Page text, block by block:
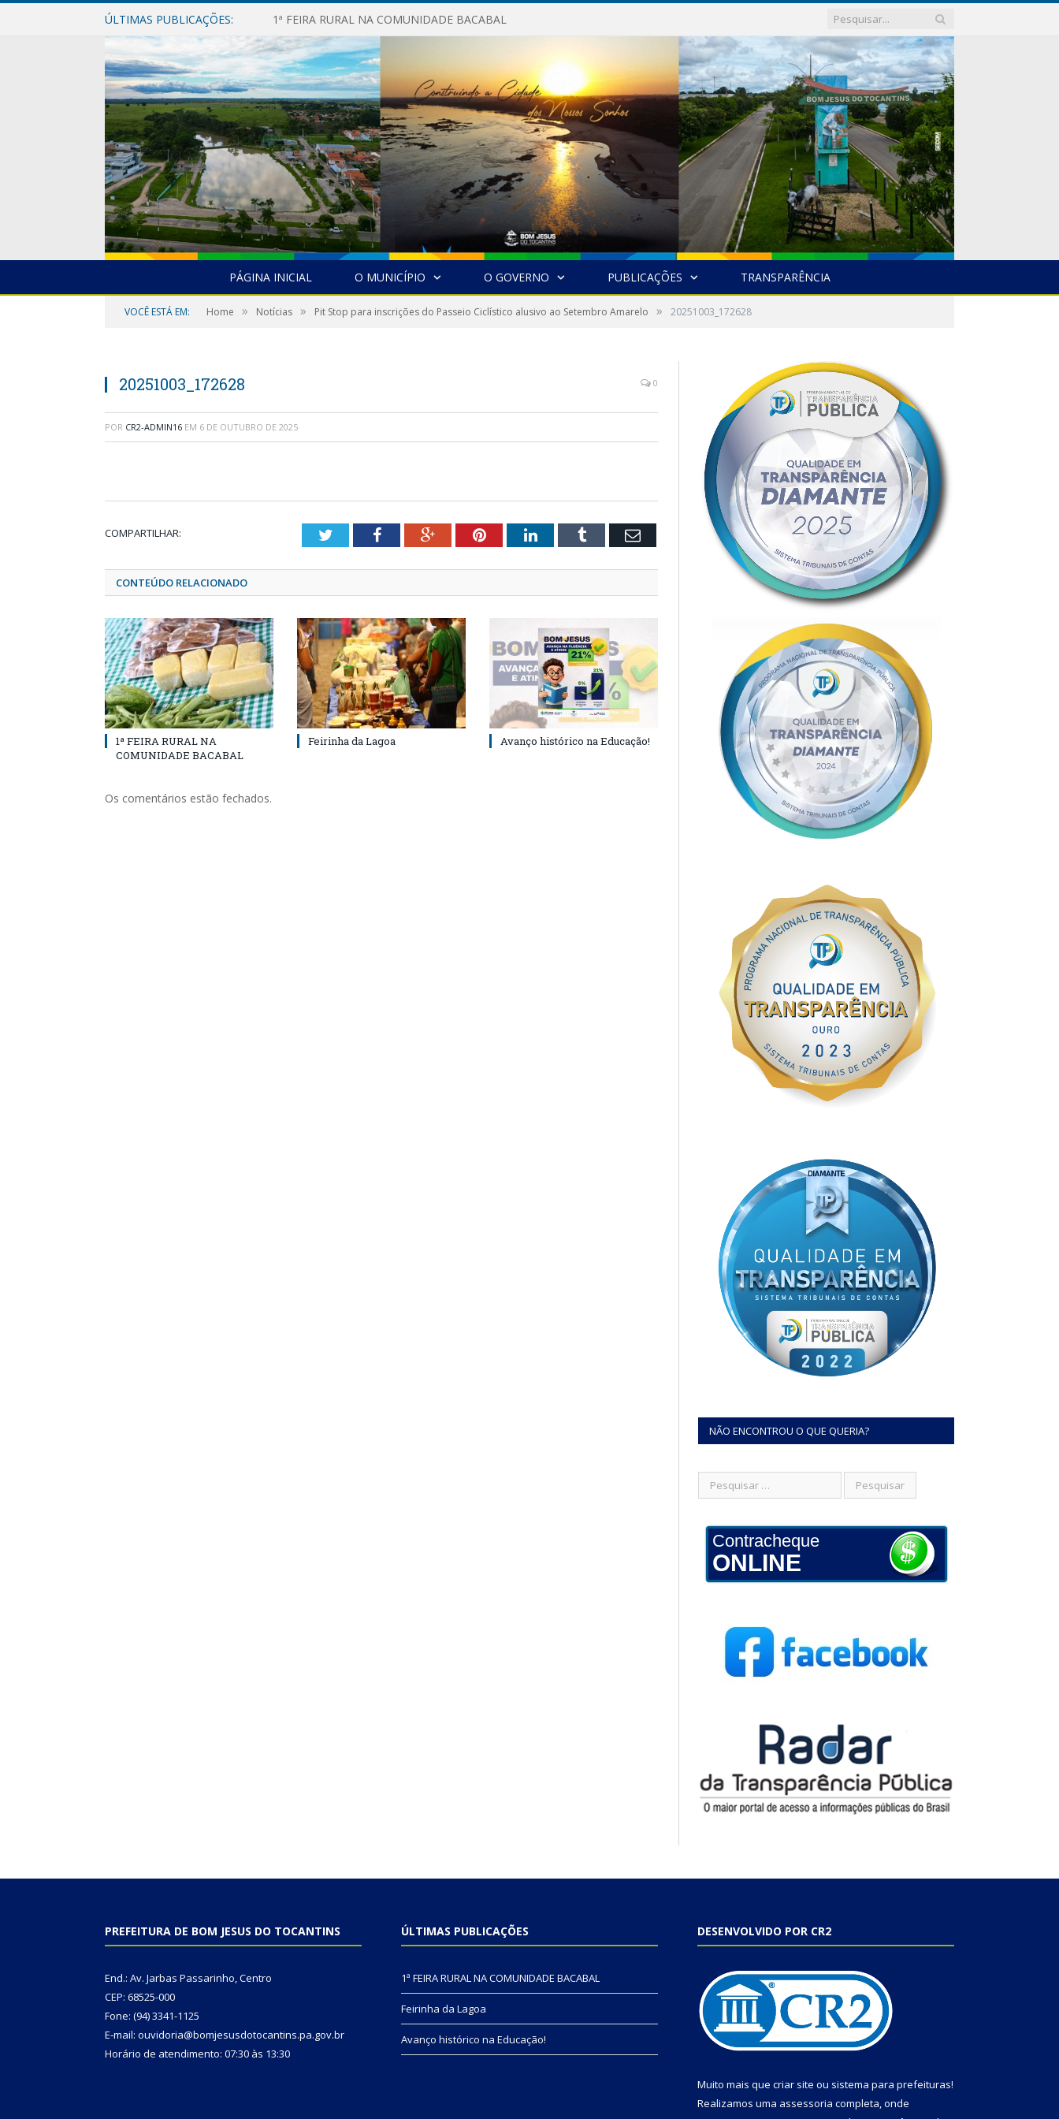
ÚLTIMAS PUBLICAÇÕES: 1ª FEIRA RURAL NA COMUNIDADE BACABAL
PÁGINA INICIAL O MUNICÍPIO O GOVERNO PUBLICAÇÕES TRANSPARÊNCIA
VOCÊ ESTÁ EM: Home » Notícias » Pit Stop para inscrições do Passeio Ciclístico alusivo ao Setembro Amarelo » 20251003_172628
20251003_172628 0
POR CR2-ADMIN16 EM 6 DE OUTUBRO DE 2025
COMPARTILHAR: TwitterFacebookGoogle+PinterestLinkedInTumblr Email
CONTEÚDO RELACIONADO
1ª FEIRA RURAL NA
COMUNIDADE BACABAL
Feirinha da Lagoa Avanço histórico na Educação!
Os comentários estão fechados.
NÃO ENCONTROU O QUE QUERIA?
Contracheque
ONLINE
PREFEITURA DE BOM JESUS DO TOCANTINS
End.: Av. Jarbas Passarinho, Centro
CEP: 68525-000
Fone: (94) 3341-1125
E-mail: ouvidoria@bomjesusdotocantins.pa.gov.br
Horário de atendimento: 07:30 às 13:30
ÚLTIMAS PUBLICAÇÕES
1ª FEIRA RURAL NA COMUNIDADE BACABAL
Feirinha da Lagoa
Avanço histórico na Educação!
DESENVOLVIDO POR CR2
Muito mais que criar site ou sistema para prefeituras!
Realizamos uma assessoria completa, onde